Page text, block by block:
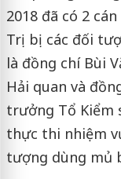
2018 đã có 2
Trị bị các đối
là đồng chí Bùi
Hải quan và
trưởng Tổ Kiểm
thực thi nhiệm
tượng dùng mủ